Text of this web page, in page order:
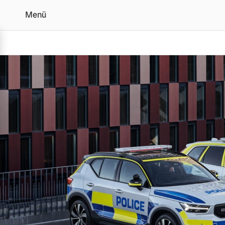
Volvo
Menü
Vollelektrisch
Plug-in Hybrid
3 Modelle